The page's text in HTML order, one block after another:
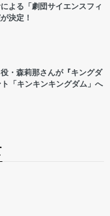
よる「劇団サイエンスフィ
決定！
・森莉那さんが『キングダ
「キンキンキングダム」へ